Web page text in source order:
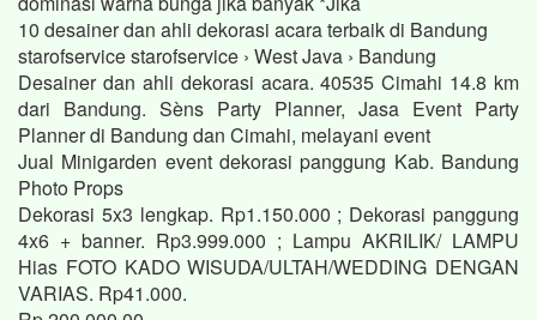
10 desainer dan ahli dekorasi acara terbaik di Bandung
starofservice starofservice › West Java › Bandung
Desainer dan ahli dekorasi acara. 40535 Cimahi 14.8 km
dari Bandung. Sèns Party Planner, Jasa Event Party
Planner di Bandung dan Cimahi, melayani event
Jual Minigarden event dekorasi panggung Kab. Bandung
Photo Props
Dekorasi 5x3 lengkap. Rp1.150.000 ; Dekorasi panggung
4x6 + banner. Rp3.999.000 ; Lampu AKRILIK/ LAMPU
Hias FOTO KADO WISUDA/ULTAH/WEDDING DENGAN
VARIAS. Rp41.000.